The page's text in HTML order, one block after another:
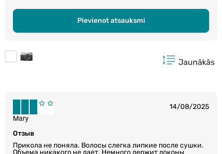
Pievienot atsauksmi
Jaunākās
14/08/2025
Отзыв
Прикола не поняла. Волосы слегка липкие после сушки.
Mary